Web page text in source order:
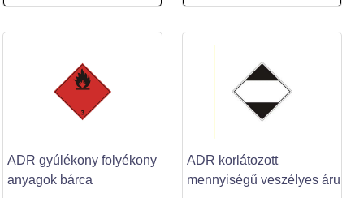
ADR gyúlékony folyékony
anyagok bárca
ADR korlátozott
mennyiségű veszélyes áru